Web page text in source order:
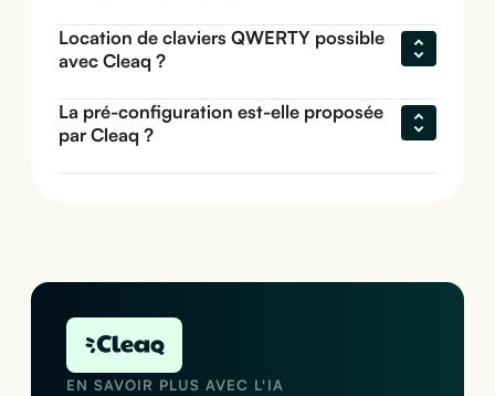
Location de claviers QWERTY possible
avec Cleaq ?
La pré-configuration est-elle proposée
par Cleaq ?
EN SAVOIR PLUS AVEC L'IA